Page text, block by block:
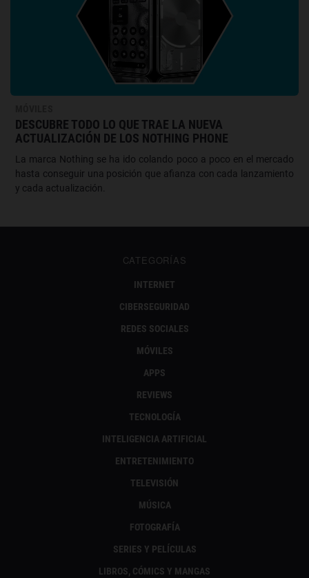
DESCUBRE TODO LO QUE TRAE LA NUEVA
ACTUALIZACIÓN DE LOS NOTHING PHONE
La marca Nothing se ha ido colando poco a poco en el mercado
hasta conseguir una posición que afianza con cada lanzamiento
y cada actualización.
CATEGORÍAS
INTERNET
CIBERSEGURIDAD
REDES SOCIALES
MÓVILES
APPS
REVIEWS
TECNOLOGÍA
INTELIGENCIA ARTIFICIAL
ENTRETENIMIENTO
TELEVISIÓN
MÚSICA
FOTOGRAFÍA
SERIES Y PELÍCULAS
LIBROS, CÓMICS Y MANGAS